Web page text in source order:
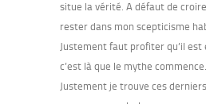
situe la vérité. A défaut de
rester dans mon scepticisme
Justement faut profiter qu’il est
c’est là que le mythe commence.
Justement je trouve ces